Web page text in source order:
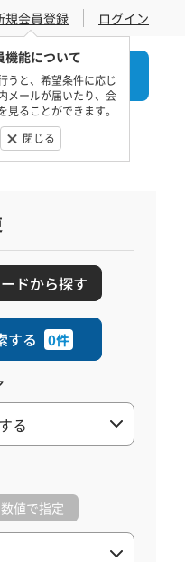
規会員登録
機能について
うと、希望条件に応じ
メールが届いたり、会
見ることができます。
閉じる
ログイン
電話でお問合せ
ドから探す
する 0件
数値で指定